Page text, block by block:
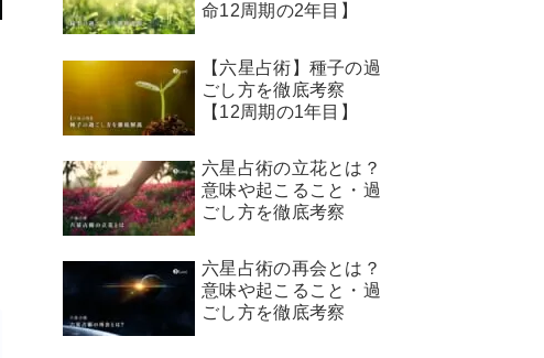
命12周期の2年目】
【六星占術】種子の過
ごし方を徹底考察
【12周期の1年目】
六星占術の立花とは？
意味や起こること・過
ごし方を徹底考察
六星占術の再会とは？
意味や起こること・過
ごし方を徹底考察